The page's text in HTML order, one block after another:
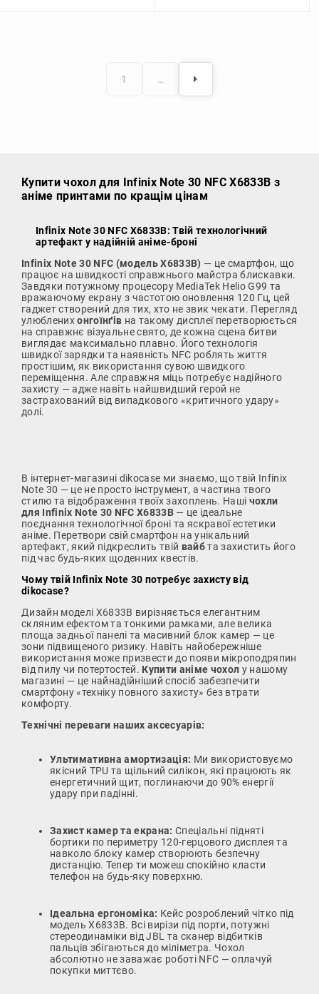
1 …
Купити чохол для Infinix Note 30 NFC X6833B з
аніме принтами по кращім цінам
Infinix Note 30 NFC X6833B: Твій технологічний
артефакт у надійній аніме-броні
Infinix Note 30 NFC (модель X6833B) — це смартфон, що
працює на швидкості справжнього майстра блискавки.
Завдяки потужному процесору MediaTek Helio G99 та
вражаючому екрану з частотою оновлення 120 Гц, цей
гаджет створений для тих, хто не звик чекати. Перегляд
улюбленихонгоїнґів на такому дисплеї перетворюється
на справжнє візуальне свято, де кожна сцена битви
виглядає максимально плавно. Його технологія
швидкої зарядки та наявність NFC роблять життя
простішим, як використання сувою швидкого
переміщення. Але справжня міць потребує надійного
захисту — адже навіть найшвидший герой не
застрахований від випадкового «критичного удару»
долі.
В інтернет-магазині dikocase ми знаємо, що твій Infinix
Note 30 — це не просто інструмент, а частина твого
стилю та відображення твоїх захоплень. Наші чохли
для Infinix Note 30 NFC X6833B — це ідеальне
поєднання технологічної броні та яскравої естетики
аніме. Перетвори свій смартфон на унікальний
артефакт, який підкреслить твій вайбта захистить його
під час будь-яких щоденних квестів.
Чому твій Infinix Note 30 потребує захисту від
dikocase?
Дизайн моделі X6833B вирізняється елегантним
скляним ефектом та тонкими рамками, але велика
площа задньої панелі та масивний блок камер — це
зони підвищеного ризику. Навіть найобережніше
використання може призвести до появи мікроподряпин
від пилу чи потертостей. Купити аніме чохол у нашому
магазині — це найнадійніший спосіб забезпечити
смартфону «техніку повного захисту» без втрати
комфорту.
Технічні переваги наших аксесуарів:
Ультимативна амортизація: Ми використовуємо
якісний TPU та щільний силікон, які працюють як
енергетичний щит, поглинаючи до 90% енергії
удару при падінні.
Захист камер та екрана: Спеціальні підняті
бортики по периметру 120-герцового дисплея та
навколо блоку камер створюють безпечну
дистанцію. Тепер ти можеш спокійно класти
телефон на будь-яку поверхню.
Ідеальна ергономіка: Кейс розроблений чітко під
модель X6833B. Всі вирізи під порти, потужні
стереодинаміки від JBL та сканер відбитків
пальців збігаються до міліметра. Чохол
абсолютно не заважає роботі NFC — оплачуй
покупки миттєво.